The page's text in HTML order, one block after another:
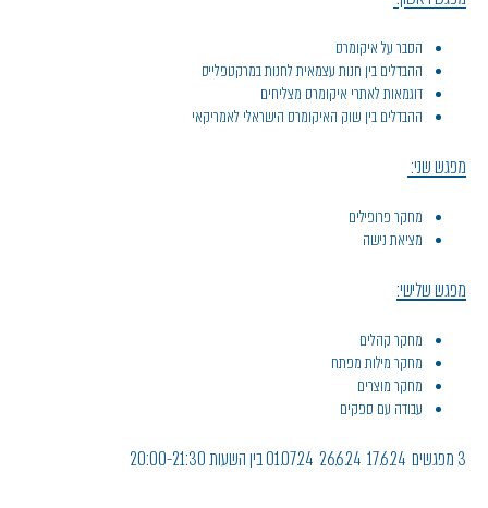
הסבר על איקומרס
ההבדלים בין חנות עצמאית לחנות במרקטפלייס
דוגמאות לאתרי איקומרס מצליחים
ההבדלים בין שוק האיקומרס הישראלי לאמריקאי
מפגש שני:
מחקר פרופילים
מציאת נישה
מפגש שלישי:
מחקר קהלים
מחקר מילות מפתח
מחקר מוצרים
עבודה עם ספקים
3 מפגשים 17.6.24 26.6.24 01.07.24 בין השעות 20:00-21:30